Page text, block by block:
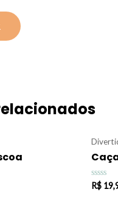
R$